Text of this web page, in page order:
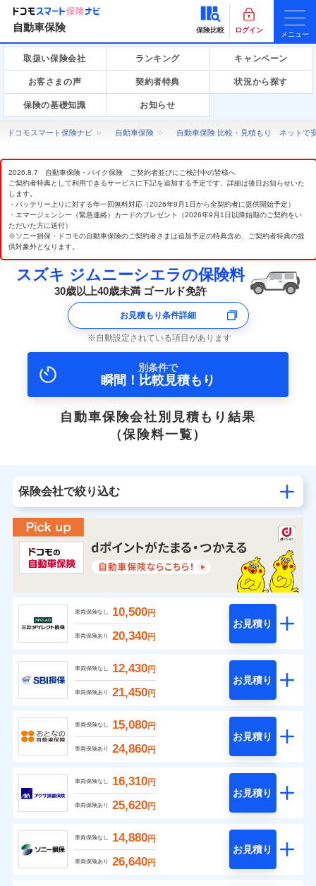
自動車保険 保険比較 ログイン
メニュー
取扱い保険会社 ランキング キャンペーン
お客さまの声 契約者特典 状況から探す
保険の基礎知識 お知らせ
ドコモスマート保険ナビ 自動車保険 自動車保険 比較・見積もり ネットで
2026.8.7 自動車保険・バイク保険 ご契約者並びにご検討中の皆様へ
ご契約者特典として利用できるサービスに下記を追加する予定です。詳細は後日お知らせいた
します。
・バッテリー上りに対する年一回無料対応（2026年9月1日から全契約者に提供開始予定）
・エマージェンシー（緊急連絡）カードのプレゼント（2026年9月1日以降始期のご契約をい
ただいた方に送付）
※ソニー損保・ドコモの自動車保険のご契約者さまは追加予定の特典含め、ご契約者特典の提
供対象外となります。
スズキ ジムニーシエラの保険料
30歳以上40歳未満 ゴールド免許
お見積もり条件詳細
自動設定されている項目があります
別条件で
瞬間！比較見積もり
自動車保険会社別見積もり結果
（保険料一覧）
保険会社で絞り込む
車両保険なし 10,500円
車両保険あり 20,340円
お見積り
車両保険なし 12,430円
車両保険あり 21,450円
お見積り
車両保険なし 15,080円
車両保険あり 24,860円
お見積り
車両保険なし 16,310円
車両保険あり 25,620円
お見積り
車両保険なし 14,880円
車両保険あり 26,640円
お見積り